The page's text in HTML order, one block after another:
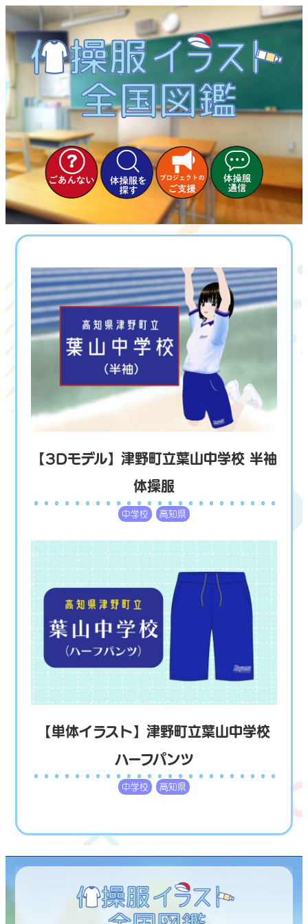
内
を
キ
プ
【3Dモデル】津野町立葉山中学校 半袖
体操服
中学校 高知県
【単体イラスト】津野町立葉山中学校
ハーフパンツ
中学校 高知県